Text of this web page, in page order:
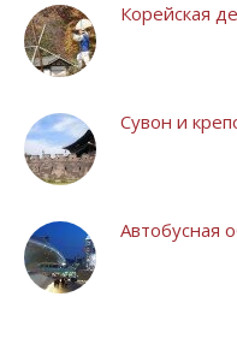
Корейская
Сувон и
Автобусная